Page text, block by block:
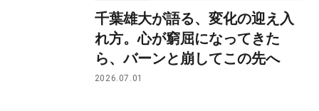
千葉雄大が語る、変化の迎え入
れ方。心が窮屈になってきた
ら、バーンと崩してこの先へ
2026.07.01